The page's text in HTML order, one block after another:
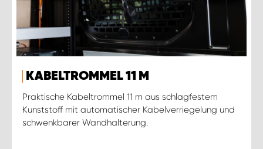
KABELTROMMEL 11 M
Praktische Kabeltrommel 11 m aus schlagfestem
Kunststoff mit automatischer Kabelverriegelung und
schwenkbarer Wandhalterung.